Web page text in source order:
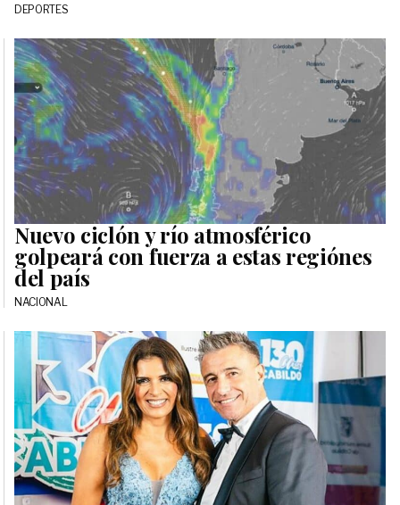
DEPORTES
Nuevo ciclón y río atmosférico
golpeará con fuerza a estas regiónes
del país
NACIONAL